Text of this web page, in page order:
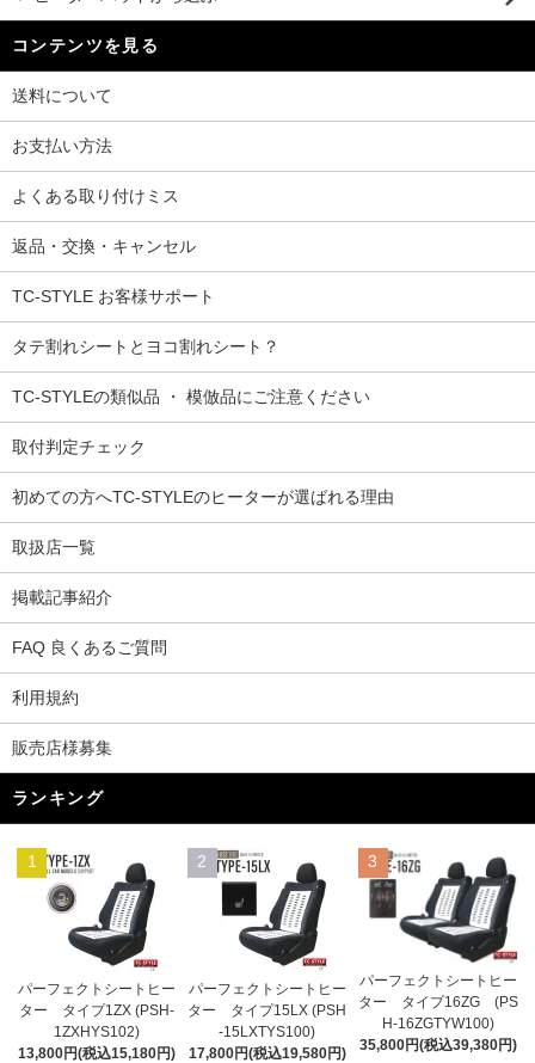
コンテンツを見る
送料について
お支払い方法
よくある取り付けミス
返品・交換・キャンセル
TC-STYLE お客様サポート
タテ割れシートとヨコ割れシート？
TC-STYLEの類似品 ・ 模倣品にご注意ください
取付判定チェック
初めての方へTC-STYLEのヒーターが選ばれる理由
取扱店一覧
掲載記事紹介
FAQ 良くあるご質問
利用規約
販売店様募集
ランキング
1
パーフェクトシートヒー
ター タイプ1ZX (PSH-
1ZXHYS102)
13,800円(税込15,180円)
2
パーフェクトシートヒー
ター タイプ15LX (PSH
-15LXTYS100)
17,800円(税込19,580円)
3
パーフェクトシートヒー
ター タイプ16ZG (PS
H-16ZGTYW100)
35,800円(税込39,380円)